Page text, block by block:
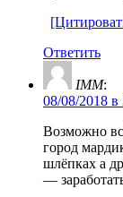
Ответить
IMM:
08/08/2018 в
Возможно
город
шлёпках а
—